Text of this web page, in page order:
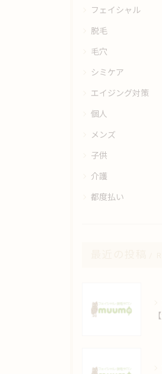
フェイシャル
脱毛
毛穴
シミケア
エイジング対策
個人
メンズ
子供
介護
都度払い